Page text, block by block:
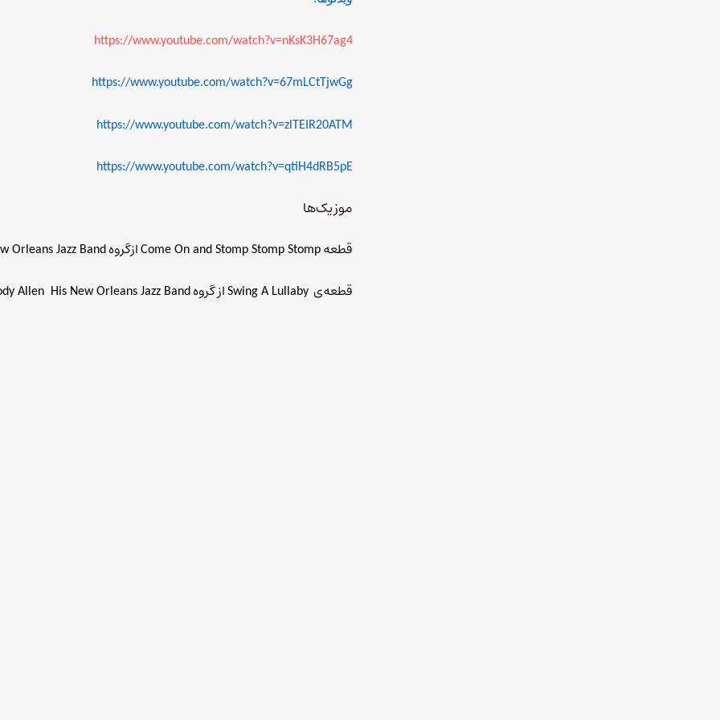
https://www.youtube.com/watch?v=nKsK3H67ag4
https://www.youtube.com/watch?v=67mLCtTjwGg
https://www.youtube.com/watch?v=zlTEIR20ATM
https://www.youtube.com/watch?v=qtiH4dRB5pE
موزیک‌ها
قطعه Come On and Stomp Stomp Stompازگروه Orleans Jazz Band
قطعه‌ی Swing A Lullabyاز گروه Allen His New Orleans Jazz Band